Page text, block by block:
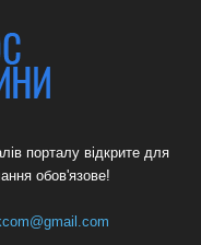
порталу відкрите для
обов'язове!